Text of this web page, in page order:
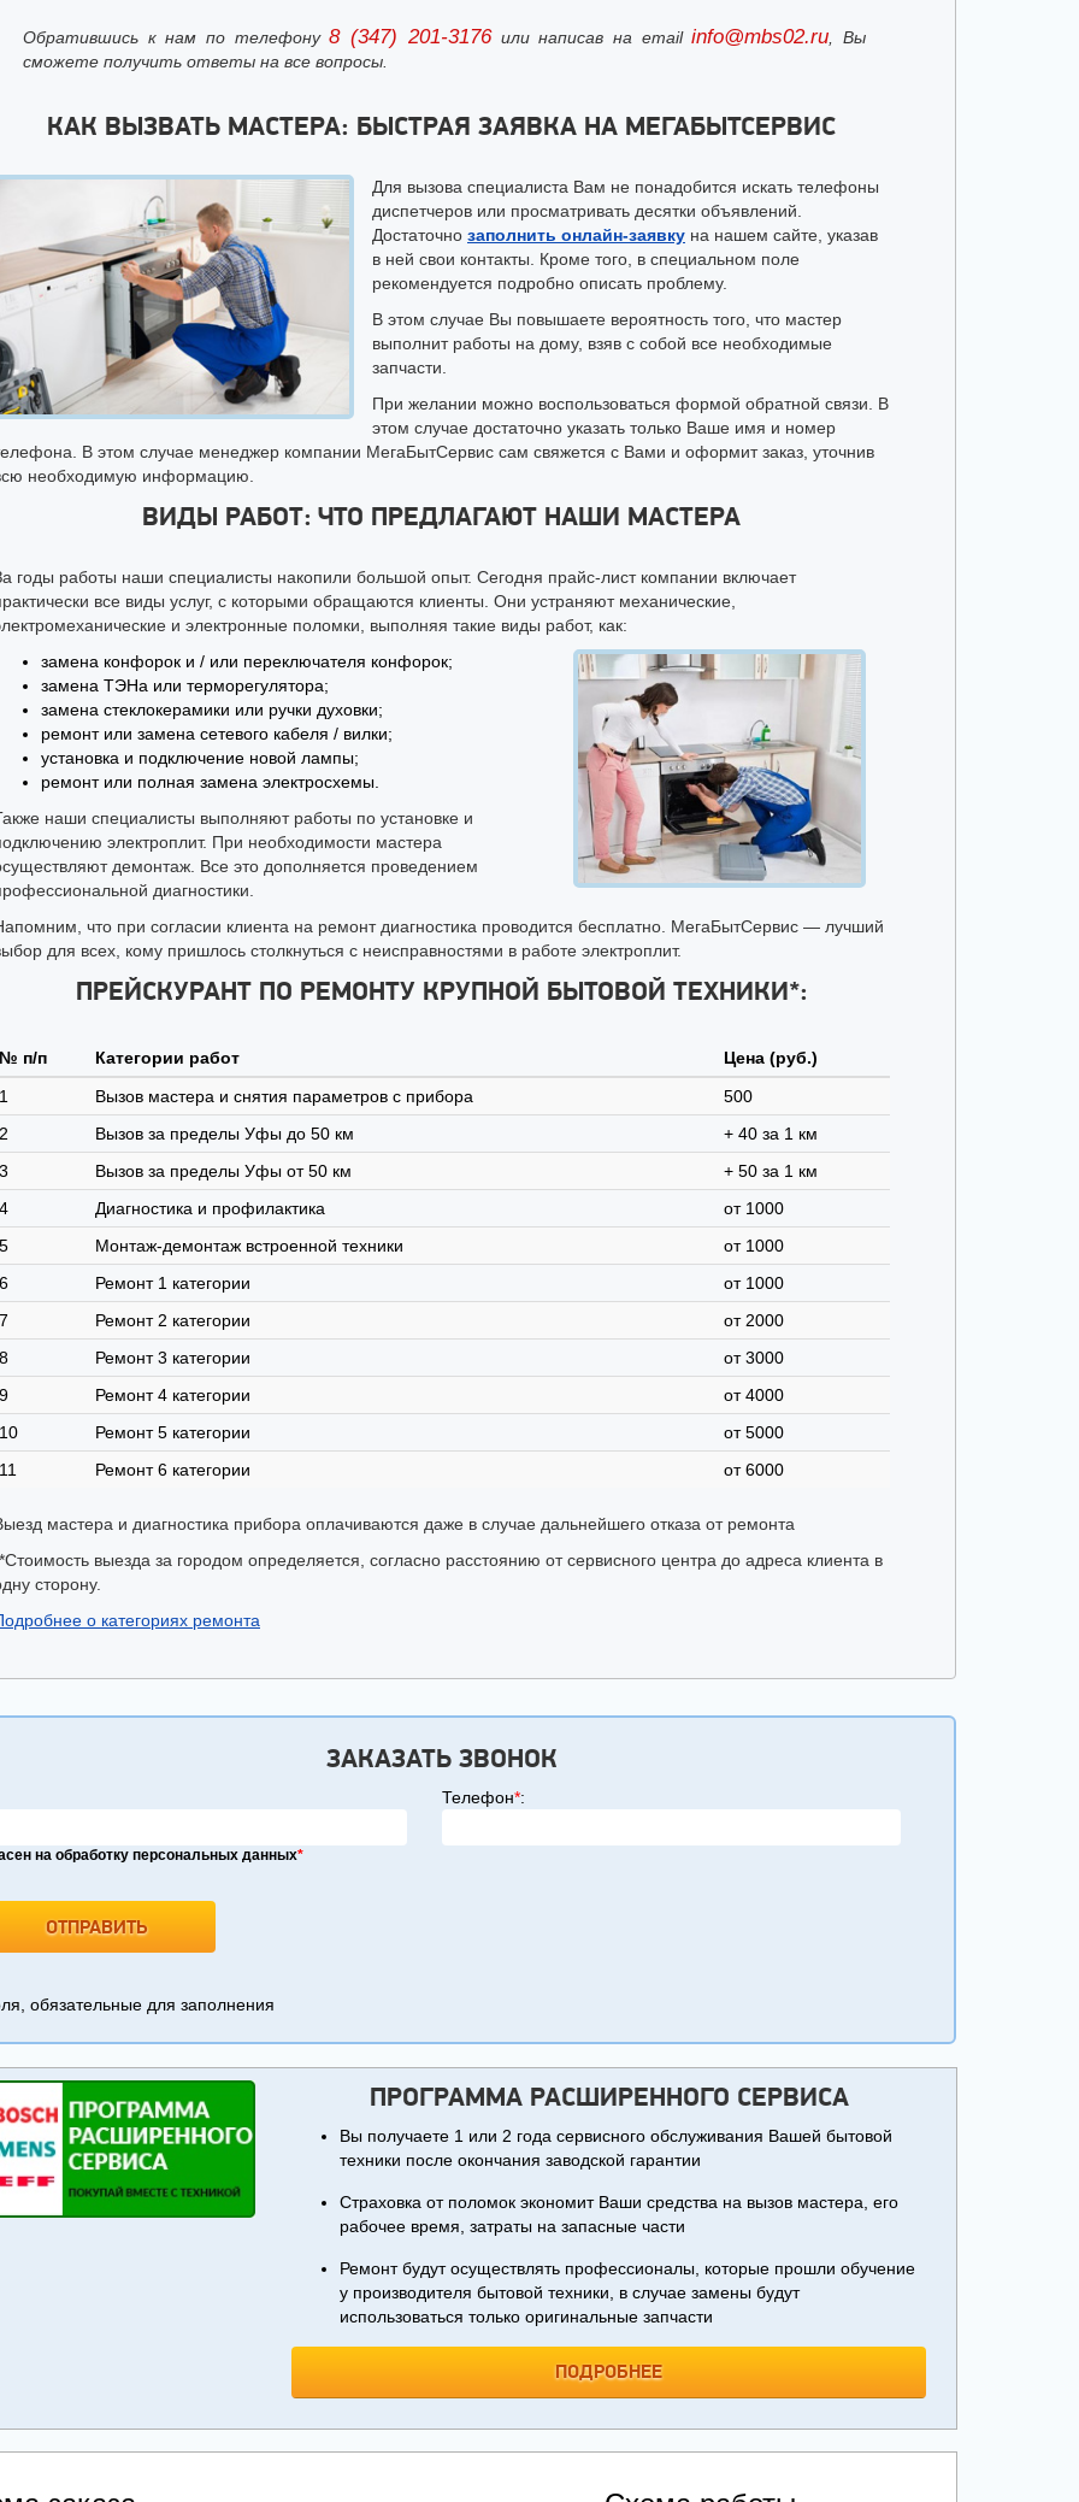
Обратившись к нам по телефону8 (347) 201-3176или написав на emailinfo@mbs02.ru , Вы
сможете получить ответы на все вопросы.
КАК ВЫЗВАТЬ МАСТЕРА: БЫСТРАЯ ЗАЯВКА НА МЕГАБЫТСЕРВИС
Для вызова специалиста Вам не понадобится искать телефоны
диспетчеров или просматривать десятки объявлений.
Достаточно заполнить онлайн-заявку на нашем сайте, указав
в ней свои контакты. Кроме того, в специальном поле
рекомендуется подробно описать проблему.
В этом случае Вы повышаете вероятность того, что мастер
выполнит работы на дому, взяв с собой все необходимые
запчасти.
При желании можно воспользоваться формой обратной связи. В
этом случае достаточно указать только Ваше имя и номер
В этом случае менеджер компании МегаБытСервис сам свяжется с Вами и оформит заказ, уточнив
необходимую информацию.
ВИДЫ РАБОТ: ЧТО ПРЕДЛАГАЮТ НАШИ МАСТЕРА
годы работы наши специалисты накопили большой опыт. Сегодня прайс-лист компании включает
все виды услуг, с которыми обращаются клиенты. Они устраняют механические,
и электронные поломки, выполняя такие виды работ, как:
замена конфорок и / или переключателя конфорок;
замена ТЭНа или терморегулятора;
замена стеклокерамики или ручки духовки;
ремонт или замена сетевого кабеля / вилки;
установка и подключение новой лампы;
ремонт или полная замена электросхемы.
наши специалисты выполняют работы по установке и
электроплит. При необходимости мастера
демонтаж. Все это дополняется проведением
диагностики.
что при согласии клиента на ремонт диагностика проводится бесплатно. МегаБытСервис — лучший
для всех, кому пришлось столкнуться с неисправностями в работе электроплит.
ПРЕЙСКУРАНТ ПО РЕМОНТУ КРУПНОЙ БЫТОВОЙ ТЕХНИКИ*:
№ п/п Категории работ
Цена (руб.)
1
Вызов мастера и снятия параметров с прибора
500
2
Вызов за пределы Уфы до 50 км
+ 40 за 1 км
3
Вызов за пределы Уфы от 50 км
+ 50 за 1 км
4
Диагностика и профилактика
от 1000
5
Монтаж-демонтаж встроенной техники
от 1000
6
Ремонт 1 категории
от 1000
7
Ремонт 2 категории
от 2000
8
Ремонт 3 категории
от 3000
9
Ремонт 4 категории
от 4000
10
Ремонт 5 категории
от 5000
11
Ремонт 6 категории от 6000
мастера и диагностика прибора оплачиваются даже в случае дальнейшего отказа от ремонта
выезда за городом определяется, согласно расстоянию от сервисного центра до адреса клиента в
сторону.
о категориях ремонта
ЗАКАЗАТЬ ЗВОНОК
Телефон*:
на обработку персональных данных*
обязательные для заполнения
ПРОГРАММА РАСШИРЕННОГО СЕРВИСА
Вы получаете 1 или 2 года сервисного обслуживания Вашей бытовой
техники после окончания заводской гарантии
Страховка от поломок экономит Ваши средства на вызов мастера, его
рабочее время, затраты на запасные части
Ремонт будут осуществлять профессионалы, которые прошли обучение
у производителя бытовой техники, в случае замены будут
использоваться только оригинальные запчасти
ПОДРОБНЕЕ